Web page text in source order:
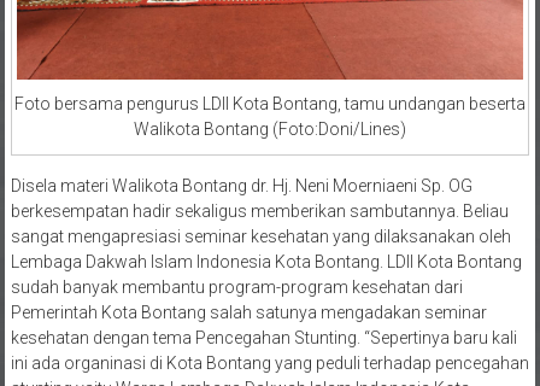
Foto bersama pengurus LDII Kota Bontang, tamu undangan beserta
Walikota Bontang (Foto:Doni/Lines)
Disela materi Walikota Bontang dr. Hj. Neni Moerniaeni Sp. OG
berkesempatan hadir sekaligus memberikan sambutannya. Beliau
sangat mengapresiasi seminar kesehatan yang dilaksanakan oleh
Lembaga Dakwah Islam Indonesia Kota Bontang. LDII Kota Bontang
sudah banyak membantu program-program kesehatan dari
Pemerintah Kota Bontang salah satunya mengadakan seminar
kesehatan dengan tema Pencegahan Stunting. “Sepertinya baru kali
ini ada organinasi di Kota Bontang yang peduli terhadap pencegahan